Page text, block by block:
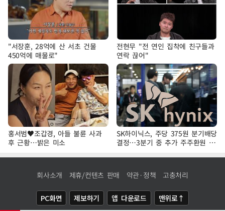
"서장훈, 28억에 산 서초 건물
450억에 매물로"
전현무 "전 연인 집착에 친구들과
연락 끊어"
홍서범♥조갑경, 아들 불륜 사과
후 근황…밝은 미소
SK하이닉스, 주당 375원 분기배당
결정…3분기 중 추가 주주환원 발
표
회사소개 제휴/컨텐츠 판매 약관·정책 고충처리
PC화면 제보하기 앱 다운로드 맨위로↑